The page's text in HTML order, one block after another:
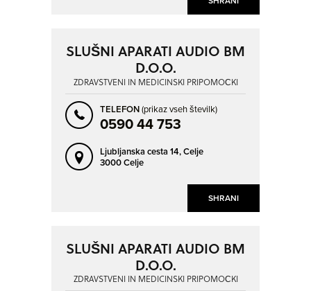
SHRANI
SLUŠNI APARATI AUDIO BM
D.O.O.
ZDRAVSTVENI IN MEDICINSKI PRIPOMOČKI
TELEFON(prikaz vseh številk)
0590 44 753
Ljubljanska cesta 14,Celje
3000 Celje
SLUŠNI APARATI AUDIO BM
D.O.O.
ZDRAVSTVENI IN MEDICINSKI PRIPOMOČKI